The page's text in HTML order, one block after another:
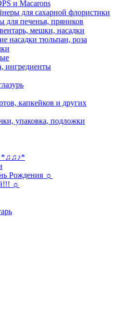
и Macarons
для сахарной флористики
для печенья, пряников
мешки, насадки
насадки тюльпан, роза
ингредиенты
капкейков и других
упаковка, подложки
*♫♫♪*
Рождения ☼
☼